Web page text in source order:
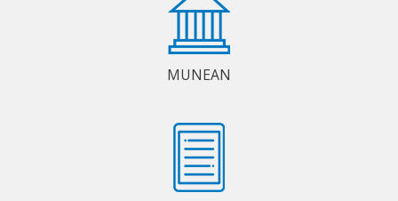
MUNEAN